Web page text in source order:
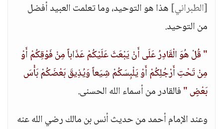
[الطبراني] هذا هو التوحيد، وما تعلمت العبيد أفضل
من التوحيد.
" قُلْ هُوَ الْقَادِرُ عَلَى أَنْ يَبْعَثَ عَلَيْكُمْ عَذَاباً مِنْ فَوْقِكُمْ أَوْ
مِنْ تَحْتِ أَرْجُلِكُمْ أَوْ يَلْبِسَكُمْ شِيَعاً وَيُذِيقَ بَعْضَكُمْ بَأْسَ
بَعْضٍ "فالقادر من أسماء الله الحسنى.
وعند الإمام أحمد من حديث أنس بن مالك رضي الله عنه